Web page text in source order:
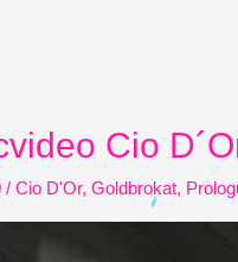
Cio
/Cio D'Or,Goldbrokat,